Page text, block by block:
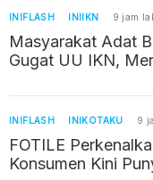
INIFLASH INIIKN 9 jam
Masyarakat Adat
Gugat UU IKN,
INIFLASH INIKOTAKU 9
FOTILE
Konsumen Kini